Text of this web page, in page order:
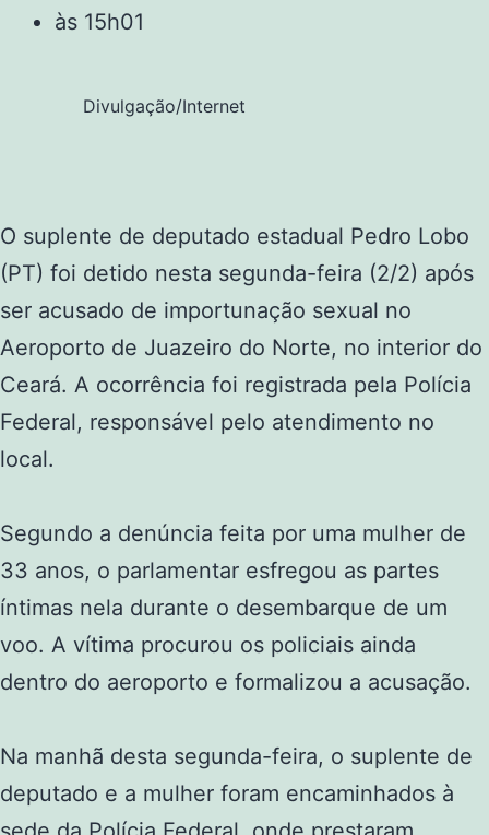
às 15h01
Divulgação/Internet
O suplente de deputado estadual Pedro Lobo
(PT) foi detido nesta segunda-feira (2/2) após
ser acusado de importunação sexual no
Aeroporto de Juazeiro do Norte, no interior do
Ceará. A ocorrência foi registrada pela Polícia
Federal, responsável pelo atendimento no
local.
Segundo a denúncia feita por uma mulher de
33 anos, o parlamentar esfregou as partes
íntimas nela durante o desembarque de um
voo. A vítima procurou os policiais ainda
dentro do aeroporto e formalizou a acusação.
Na manhã desta segunda-feira, o suplente de
deputado e a mulher foram encaminhados à